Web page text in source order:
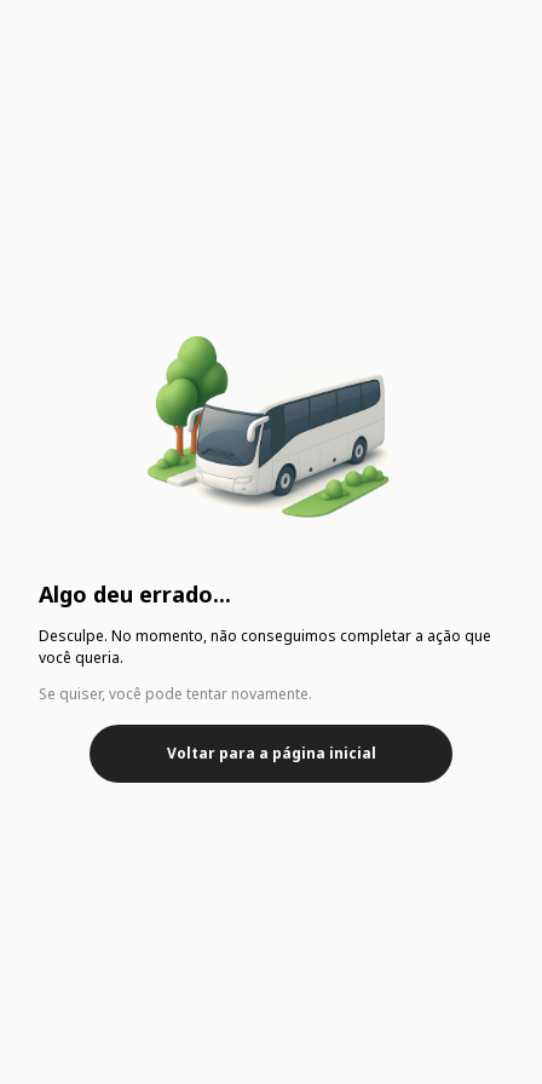
Algo deu errado...
Desculpe. No momento, não conseguimos completar a ação que
você queria.
Se quiser, você pode tentar novamente.
Voltar para a página inicial